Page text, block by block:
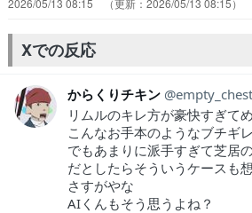
に来て洋服買って平和にことが… をバンダ
「最初の一歩」小野Dのわるぅの感… 第5話
わいそう(か… 立てられたフラグに逆らわな
2026/05/13 08:15 2026/05/13 08:15
Xでの反応
からくりチキン
リムルのキレ方が豪快すぎて
こんなお手本のようなブチギ
でもあまりに派手すぎて芝居
だとしたらそういうケースも
さすがやな
AIくんもそう思うよね？